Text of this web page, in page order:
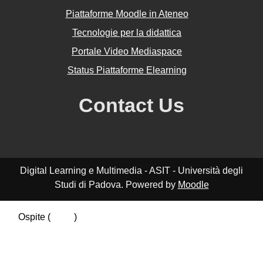
Piattaforme Moodle in Ateneo
Tecnologie per la didattica
Portale Video Mediaspace
Status Piattaforme Elearning
Contact Us
Digital Learning e Multimedia - ASIT - Università degli
Studi di Padova. Powered by Moodle
Ospite (
)